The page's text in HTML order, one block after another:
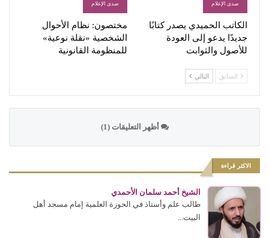
صدى الإعلام
الكاتب الحميدي يصدر كتابًا
جديدًا يدعو إلى العودة
للأصول والثوابت
صدى الإعلام
مختصون: نظام الأحوال
الشخصية «نقلة نوعية»
للمنظومة القانونية
السابق التالي
أظهر التعليقات (1)
الاكثر قراءة
الشيخ أحمد سلمان الأحمدي
طالب علم وأستاذ في الحوزة العلمية إمام مسجد أهل
البيت...